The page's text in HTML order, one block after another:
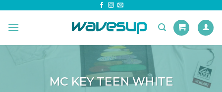
content
MC KEY TEEN WHITE